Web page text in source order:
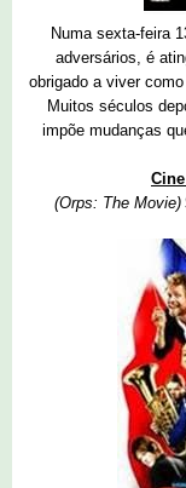
Numa sexta-feira
adversários, é
obrigado a viver
Muitos séculos
impõe mudanças
(Orps: The Movie)